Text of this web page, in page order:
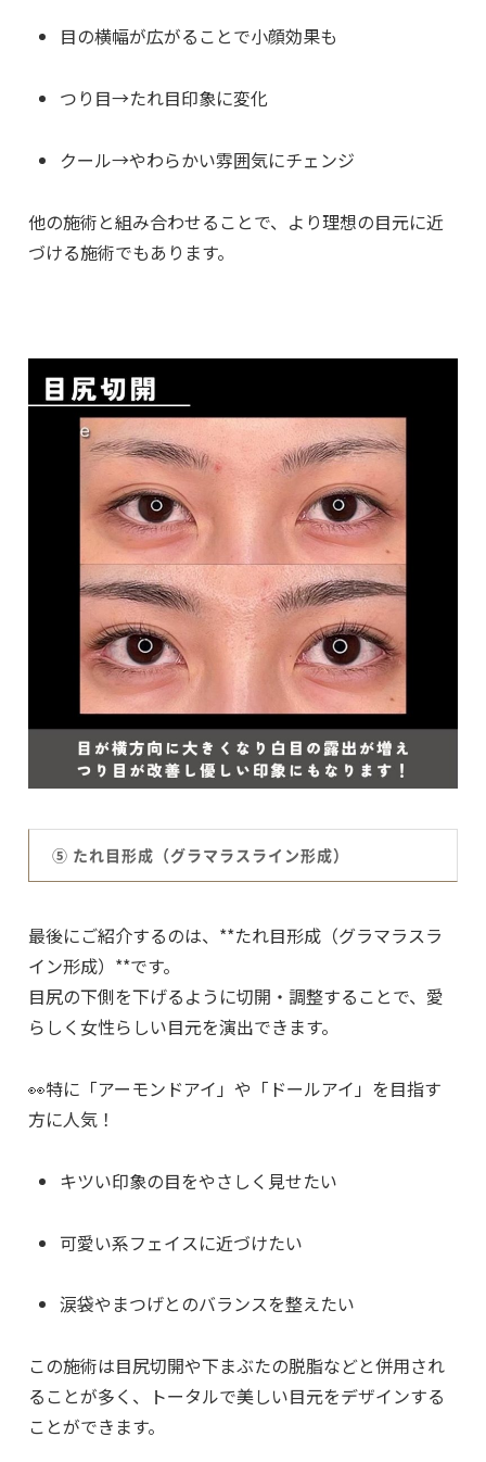
目の横幅が広がることで小顔効果も
つり目→たれ目印象に変化
クール→やわらかい雰囲気にチェンジ
他の施術と組み合わせることで、より理想の目元に近
づける施術でもあります。
⑤ たれ目形成（グラマラスライン形成）
最後にご紹介するのは、**たれ目形成（グラマラスラ
イン形成）**です。
目尻の下側を下げるように切開・調整することで、愛
らしく女性らしい目元を演出できます。
👀特に「アーモンドアイ」や「ドールアイ」を目指す
方に人気！
キツい印象の目をやさしく見せたい
可愛い系フェイスに近づけたい
涙袋やまつげとのバランスを整えたい
この施術は目尻切開や下まぶたの脱脂などと併用され
ることが多く、トータルで美しい目元をデザインする
ことができます。